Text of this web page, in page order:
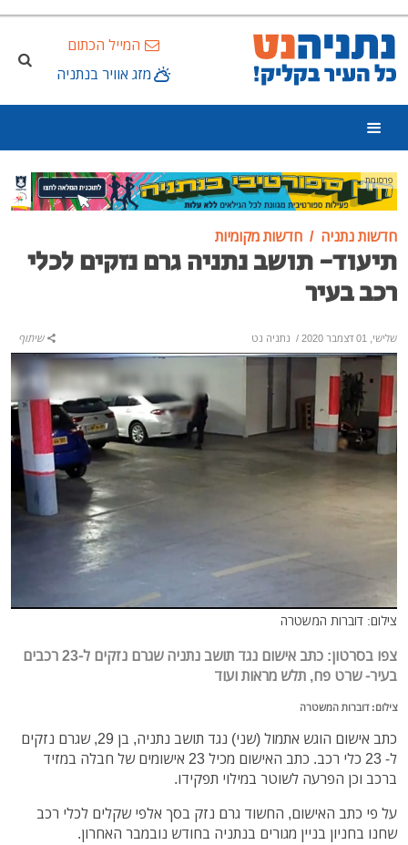
המייל הכתום
מזג אוויר בנתניה
פרסומת
חדשות נתניה חדשות מקומיות
תיעוד- תושב נתניה גרם נזקים לכלי
רכב בעיר
שלישי, 01 דצמבר 2020 / נתניה נט שיתוף
צילום: דוברות המשטרה
צפו בסרטון: כתב אישום נגד תושב נתניה שגרם נזקים ל-23 רכבים
בעיר- שרט פח, תלש מראות ועוד
צילום: דוברות המשטרה
כתב אישום הוגש אתמול (שני) נגד תושב נתניה, בן 29, שגרם נזקים
ל- 23 כלי רכב. כתב האישום מכיל 23 אישומים של חבלה במזיד
ברכב וכן הפרעה לשוטר במילוי תפקידו.
על פי כתב האישום, החשוד גרם נזק בסך אלפי שקלים לכלי רכב
שחנו בחניון בניין מגורים בנתניה בחודש נובמבר האחרון.